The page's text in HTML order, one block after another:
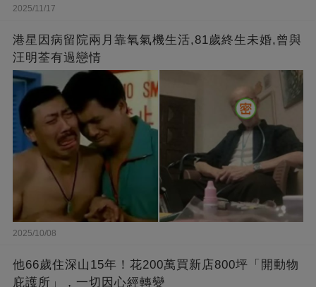
2025/11/17
港星因病留院兩月靠氧氣機生活,81歲終生未婚,曾與
汪明荃有過戀情
2025/10/08
他66歲住深山15年！花200萬買新店800坪「開動物
庇護所」，一切因心經轉變